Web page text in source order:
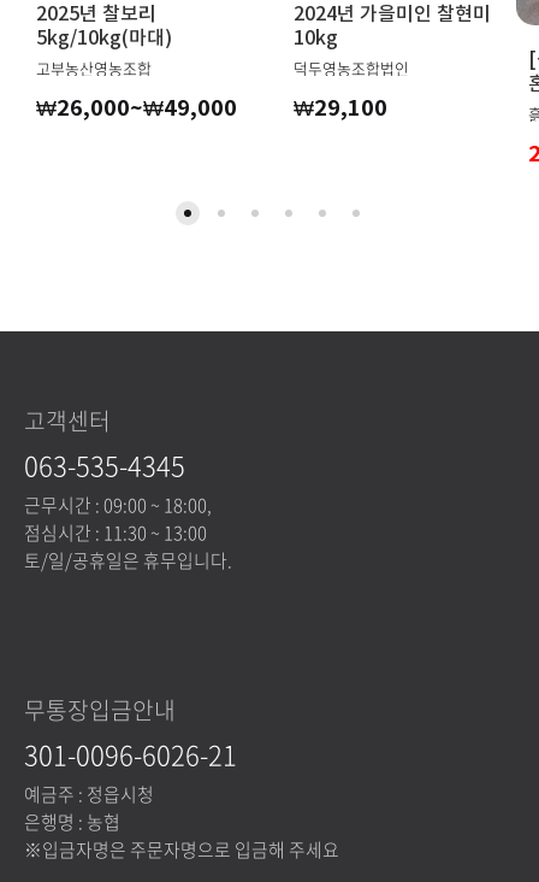
2025년 찰보리
5kg/10kg(마대)
고부농산영농조합
₩26,000~₩49,000
2024년 가을미인 찰현미
10kg
덕두영농조합법인
₩29,100
고객센터
063-535-4345
근무시간 : 09:00 ~ 18:00,
점심시간 : 11:30 ~ 13:00
토/일/공휴일은 휴무입니다.
무통장입금안내
301-0096-6026-21
예금주 : 정읍시청
은행명 : 농협
※입금자명은 주문자명으로 입금해 주세요